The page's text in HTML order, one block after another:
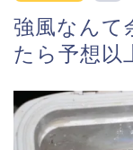
強風なんて
たら予想以